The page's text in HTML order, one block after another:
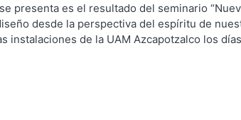
Bela;Dávila Urrutia, Sergio ;Hirata
Romero, Iarene
presenta es el resultado del seminario
desde la perspectiva del espíritu de
instalaciones de la UAM Azcapotzalco los